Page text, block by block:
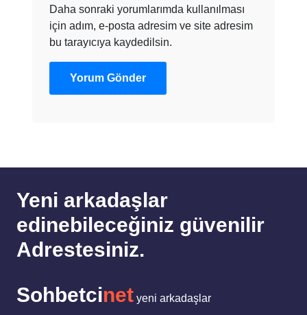
Daha sonraki yorumlarımda kullanılması
için adım, e-posta adresim ve site adresim
bu tarayıcıya kaydedilsin.
Yeni arkadaşlar
edinebileceğiniz güvenilir
Adrestesiniz.
Sohbetcinet yeni arkadaşlar